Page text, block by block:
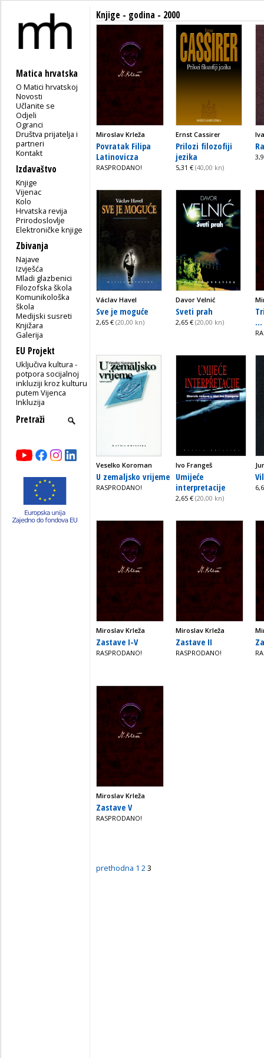
Matica hrvatska
O Matici hrvatskoj
Novosti
Učlanite se
Odjeli
Ogranci
Društva prijatelja i
partneri
Kontakt
Izdavaštvo
Knjige
Vijenac
Kolo
Hrvatska revija
Prirodoslovlje
Elektroničke knjige
Zbivanja
Najave
Izvješća
Mladi glazbenici
Filozofska škola
Komunikološka
škola
Medijski susreti
Knjižara
Galerija
EU Projekt
Uključiva kultura -
potpora socijalnoj
inkluziji kroz kulturu
putem Vijenca
Inkluzija
Knjige - godina - 2000
Miroslav Krleža
Povratak Filipa
Latinovicza
RASPRODANO!
Ernst Cassirer
Prilozi filozofiji
jezika
5,31 € (40,00 kn)
Václav Havel
Sve je moguće
2,65 € (20,00 kn)
Davor Velnić
Sveti prah
2,65 € (20,00 kn)
...
Veselko Koroman
U zemaljsko vrijeme
RASPRODANO!
Ivo Frangeš
Umijeće
interpretacije
2,65 € (20,00 kn)
Miroslav Krleža
Zastave I-V
RASPRODANO!
Miroslav Krleža
Zastave II
RASPRODANO!
Miroslav Krleža
Zastave V
RASPRODANO!
prethodna 1 23